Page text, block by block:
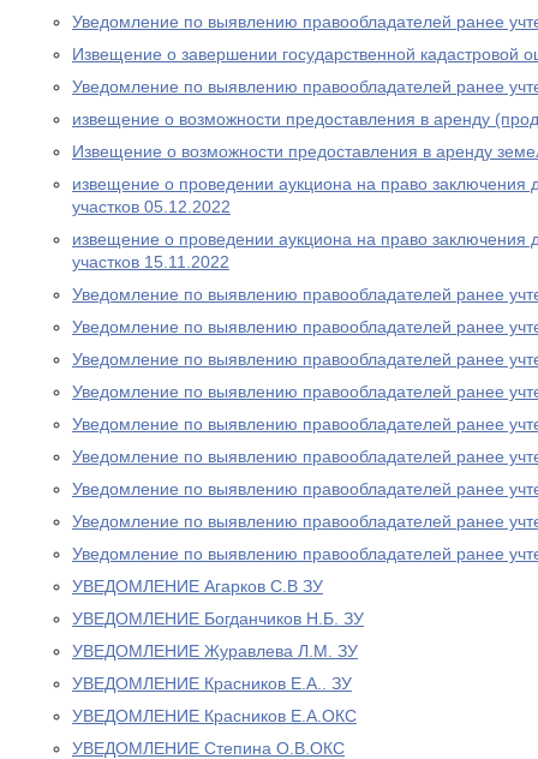
Уведомление по выявлению правообладателей ранее
Извещение о завершении государственной кадастровой
Уведомление по выявлению правообладателей ранее
извещение о возможности предоставления в аренду
Извещение о возможности предоставления в аренду
извещение о проведении аукциона на право заключения
участков 05.12.2022
извещение о проведении аукциона на право заключения
участков 15.11.2022
Уведомление по выявлению правообладателей ранее
Уведомление по выявлению правообладателей ранее
Уведомление по выявлению правообладателей ранее
Уведомление по выявлению правообладателей ранее
Уведомление по выявлению правообладателей ранее
Уведомление по выявлению правообладателей ранее
Уведомление по выявлению правообладателей ранее
Уведомление по выявлению правообладателей ранее
Уведомление по выявлению правообладателей ранее
УВЕДОМЛЕНИЕ Агарков С.В ЗУ
УВЕДОМЛЕНИЕ Богданчиков Н.Б. ЗУ
УВЕДОМЛЕНИЕ Журавлева Л.М. ЗУ
УВЕДОМЛЕНИЕ Красников Е.А.. ЗУ
УВЕДОМЛЕНИЕ Красников Е.А.ОКС
УВЕДОМЛЕНИЕ Степина О.В.ОКС